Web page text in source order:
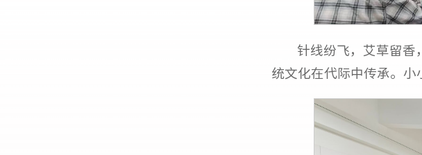
针线纷飞，艾草留
统文化在代际中传承。小